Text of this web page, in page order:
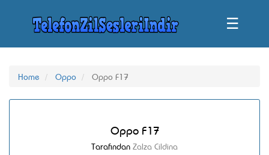
☰
Home Oppo Oppo F17
Oppo F17
Tarafından Zalza Cildina